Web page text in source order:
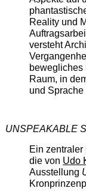
Reality und
versteht
bewegliches
Raum, in
und
UNSPEAKABLE
Ein
die von Udo
Ausstellung